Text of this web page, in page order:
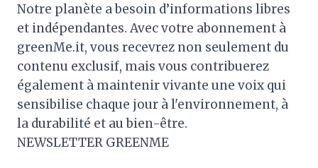
Notre planète a besoin d’informations libres
et indépendantes. Avec votre abonnement à
greenMe.it, vous recevrez non seulement du
contenu exclusif, mais vous contribuerez
également à maintenir vivante une voix qui
sensibilise chaque jour à l'environnement, à
la durabilité et au bien-être.
NEWSLETTER GREENME